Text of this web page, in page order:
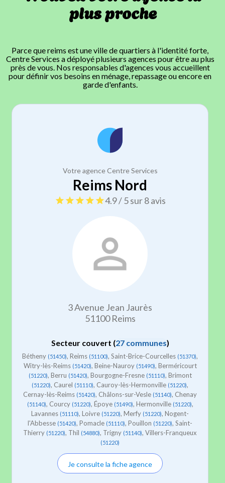
plus proche
Parce que reims est une ville de quartiers à l'identité forte,
Centre Services a déployé plusieurs agences pour être au plus
près de vous. Nos responsables d'agences vous accueillent
pour définir vos besoins en ménage, repassage ou encore en
garde d'enfants.
Votre agence Centre Services
Reims Nord
4.9 / 5 sur 8 avis
3 Avenue Jean Jaurès
51100 Reims
Secteur couvert (27 communes)
Bétheny (51450), Reims (51100), Saint-Brice-Courcelles (51370),
Witry-lès-Reims (51420), Beine-Nauroy (51490), Berméricourt
(51220), Berru (51420), Bourgogne-Fresne (51110), Brimont
(51220), Caurel (51110), Cauroy-lès-Hermonville (51220),
Cernay-lès-Reims (51420), Châlons-sur-Vesle (51140), Chenay
(51140), Courcy (51220), Époye (51490), Hermonville (51220),
Lavannes (51110), Loivre (51220), Merfy (51220), Nogent-
l'Abbesse (51420), Pomacle (51110), Pouillon (51220), Saint-
Thierry (51220), Thil (54880), Trigny (51140), Villers-Franqueux
(51220)
Je consulte la fiche agence